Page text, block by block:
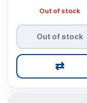
Out of stock
Out of stock
⇄